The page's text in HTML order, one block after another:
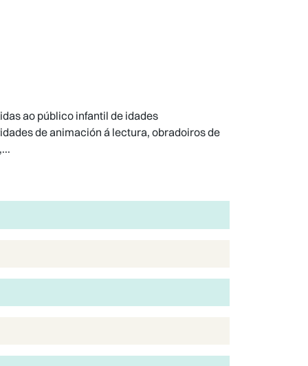
ao público infantil de idades
de animación á lectura, obradoiros de